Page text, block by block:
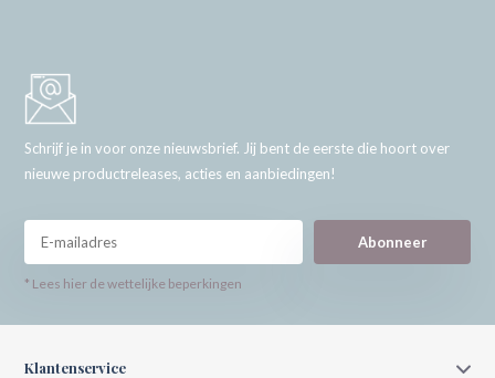
Schrijf je in voor onze nieuwsbrief. Jij bent de eerste die hoort over
nieuwe productreleases, acties en aanbiedingen!
Abonneer
* Lees hier de wettelijke beperkingen
Klantenservice